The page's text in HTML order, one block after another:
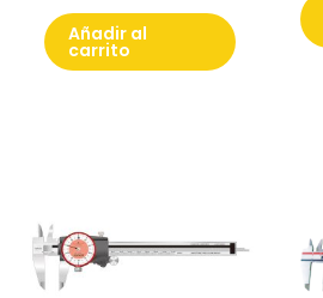
Añadir al
carrito